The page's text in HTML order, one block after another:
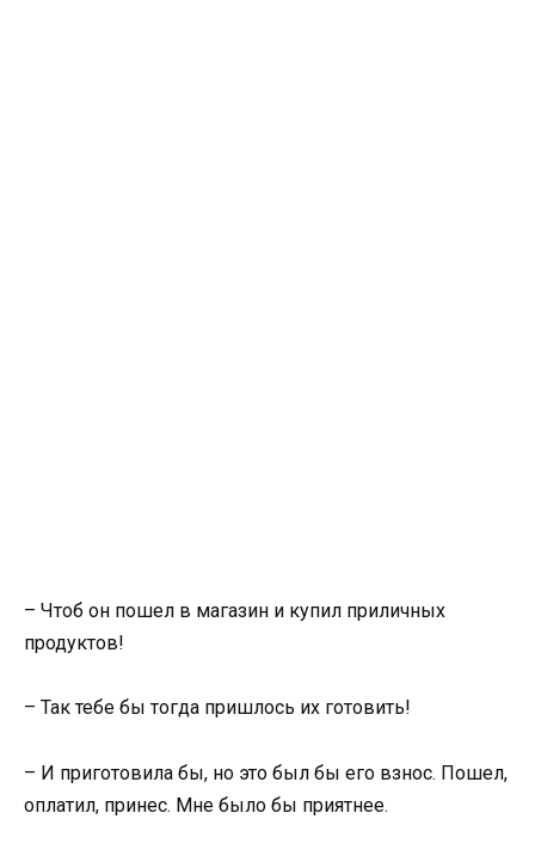
– Чтоб он пошел в магазин и купил приличных
продуктов!
– Так тебе бы тогда пришлось их готовить!
– И приготовила бы, но это был бы его взнос. Пошел,
оплатил, принес. Мне было бы приятнее.